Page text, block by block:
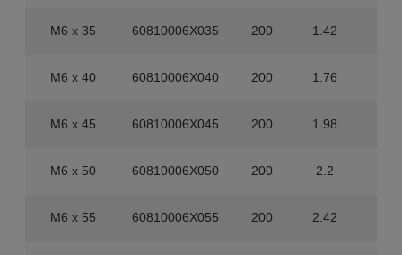
M6 x 35 60810006X035 200 1.42
M6 x 40 60810006X040 200 1.76
M6 x 45 60810006X045 200 1.98
M6 x 50 60810006X050 200 2.2
M6 x 55 60810006X055 200 2.42